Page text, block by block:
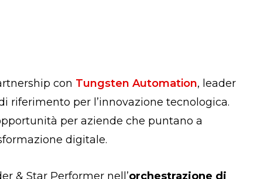
con Tungsten Automation, leader
riferimento per l’innovazione tecnologica.
per aziende che puntano a
digitale.
& Star Performer nell’orchestrazione di